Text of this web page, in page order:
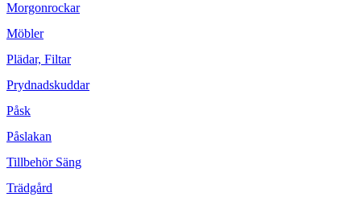
Morgonrockar
Möbler
Plädar, Filtar
Prydnadskuddar
Påsk
Påslakan
Tillbehör Säng
Trädgård